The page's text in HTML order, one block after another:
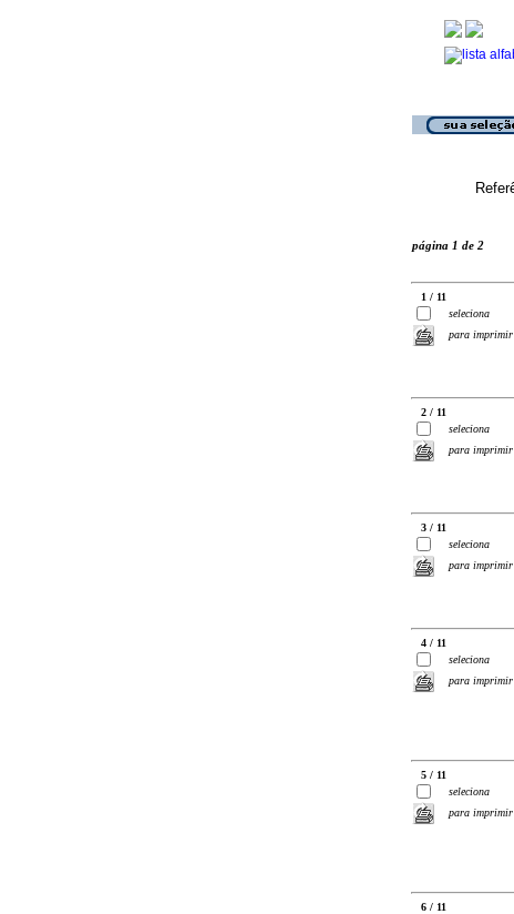
página 1 de 2
1 / 11
seleciona
para imprimir
2 / 11
seleciona
para imprimir
3 / 11
seleciona
para imprimir
4 / 11
seleciona
para imprimir
5 / 11
seleciona
para imprimir
6 / 11